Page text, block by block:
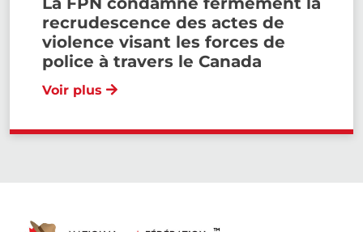
recrudescence des actes de
violence visant les forces de
police à travers le Canada
Voir plus